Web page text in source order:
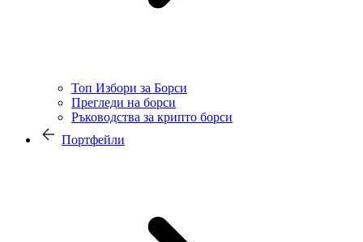
Топ Избори за Борси
Прегледи на борси
Ръководства за крипто борси
Портфейли